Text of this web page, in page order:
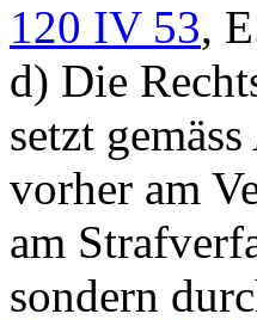
120 IV 53,
d) Die
setzt gemäss
vorher am
am
sondern